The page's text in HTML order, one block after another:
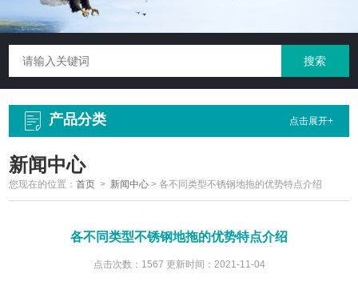
产品分类 点击展开+
新闻中心
您现在的位置：首页 > 新闻中心 >各不同类型不锈钢地拖的优势特点介绍
各不同类型不锈钢地拖的优势特点介绍
点击次数：1567 更新时间：2021-11-04